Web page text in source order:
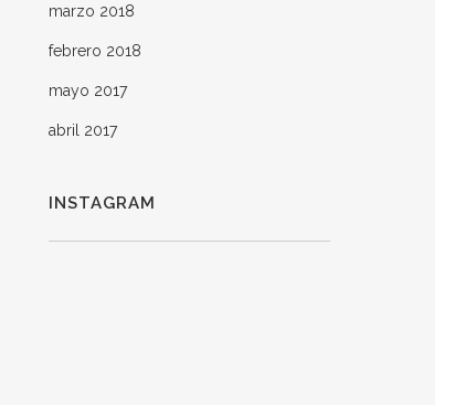
marzo 2018
febrero 2018
mayo 2017
abril 2017
INSTAGRAM